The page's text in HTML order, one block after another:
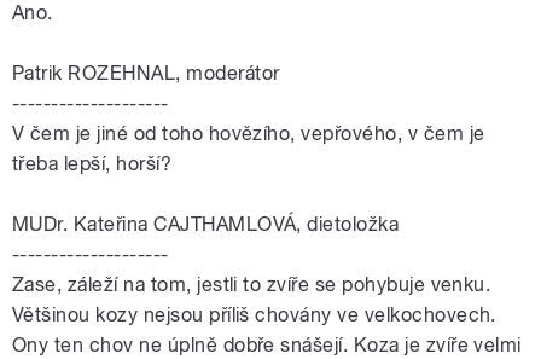
Ano.
Patrik ROZEHNAL, moderátor
--------------------
V čem je jiné od toho hovězího, vepřového, v čem je
třeba lepší, horší?
MUDr. Kateřina CAJTHAMLOVÁ, dietoložka
--------------------
Zase, záleží na tom, jestli to zvíře se pohybuje venku.
Většinou kozy nejsou příliš chovány ve velkochovech.
Ony ten chov ne úplně dobře snášejí. Koza je zvíře velmi